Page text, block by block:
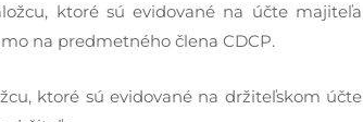
ktoré sú evidované na účte majiteľa
na predmetného člena CDCP.
ktoré sú evidované na držiteľskom účte